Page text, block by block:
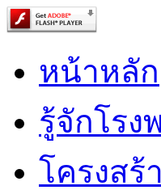
หน้าหลัก
รู้จักโรง
โครงสร้